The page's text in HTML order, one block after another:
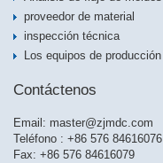
proveedor de material
inspección técnica
Los equipos de producción
Contáctenos
Email: master@zjmdc.com
Teléfono : +86 576 84616076
Fax: +86 576 84616079